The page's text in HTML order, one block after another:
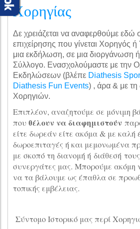
Χορηγίας
Δε χρειάζεται να αναφερθούμε εδώ
επιχείρησης που γίνεται Χορηγός
μια εκδήλωση, σε μια διοργάνωση
Σύλλογο. Ενασχολούμαστε με την
Εκδηλώσεων (βλέπε Diathesis
Diathesis Fun Events) , άρα & με τη
Χορηγιών.
Επιπλέον, αναζητούμε σε μόνιμη
πουθέλουν να διαφημιστούν
είτε δωρεάν είτε ακόμα & με καλή
δωροεπιταγές ή και μεμονωμένα
με σκοπό τη διανομή ή διάθεσή
συνεργάτες μας. Μπορούμε ακόμη
να τα βάλουμε ως έπαθλα σε
τοπικής εμβέλειας.
Σύντομο Ιστορικό μας περί